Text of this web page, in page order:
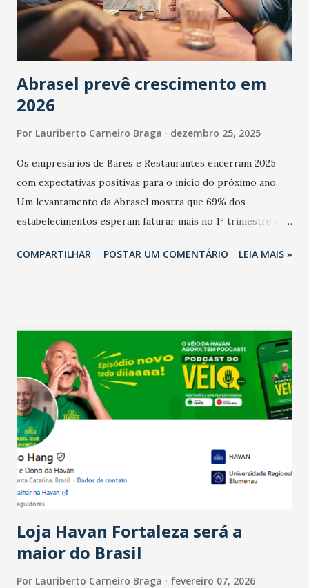
Abrasel prevê crescimento em
2026
Por Lauriberto Carneiro Braga dezembro 25, 2025
Os empresários de Bares e Restaurantes encerram 2025
com expectativas positivas para o início do próximo ano.
Um levantamento da Abrasel mostra que 69% dos
estabelecimentos esperam faturar mais no 1º trimestre de
relação ao último trimestre deste ano, 56% também
confraternizações de fim de ano e pelo pagamento do 13º
Salário para um número maior de trabalhadores, já que o
país tem a menor taxa de desemprego dos anos recentes.
Ainda segundo a Pesquisa, em novembro de 2025, 40% dos
bares e restaurantes operaram com lucro e outros 40%
registraram equilíbrio financeiro. Já o percentual de
estabelecimentos no prejuízo ficou em 19%, pouco abaixo
do observado no mês anterior. Outros 1% não existiam em
novembro. Em relação a outubro, o faturamento também
cresceu. De acordo com a pesquisa, 44% dos n...
COMPARTILHAR POSTAR UM COMENTÁRIO LEIA MAIS »
Loja Havan Fortaleza será a
maior do Brasil
Por Lauriberto Carneiro Braga fevereiro 07, 2026